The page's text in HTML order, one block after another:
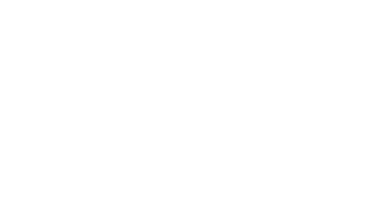
favoritos